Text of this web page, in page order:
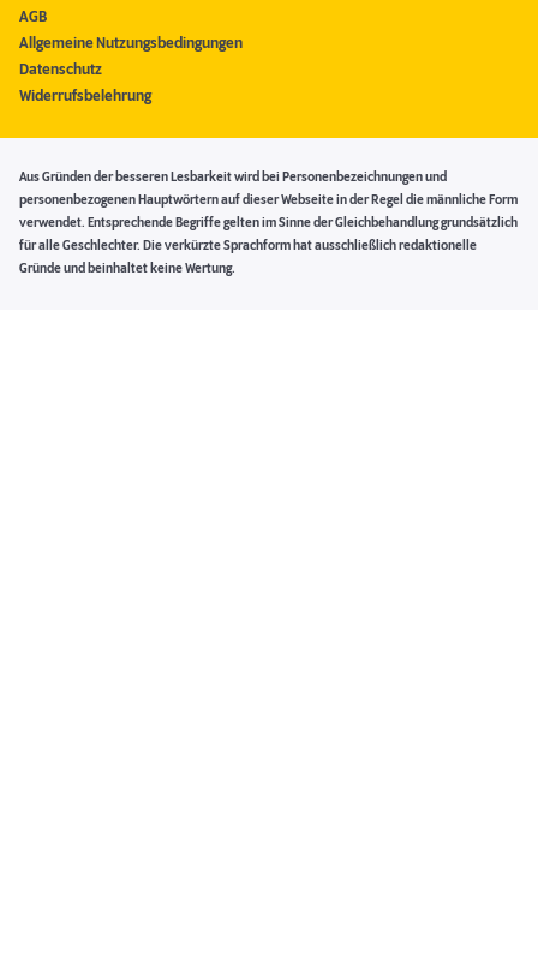
AGB
Allgemeine Nutzungsbedingungen
Datenschutz
Widerrufsbelehrung
Aus Gründen der besseren Lesbarkeit wird bei Personenbezeichnungen und
personenbezogenen Hauptwörtern auf dieser Webseite in der Regel die männliche Form
verwendet. Entsprechende Begriffe gelten im Sinne der Gleichbehandlung grundsätzlich
für alle Geschlechter. Die verkürzte Sprachform hat ausschließlich redaktionelle
Gründe und beinhaltet keine Wertung.